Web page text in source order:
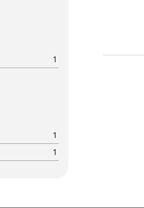
1
1
1